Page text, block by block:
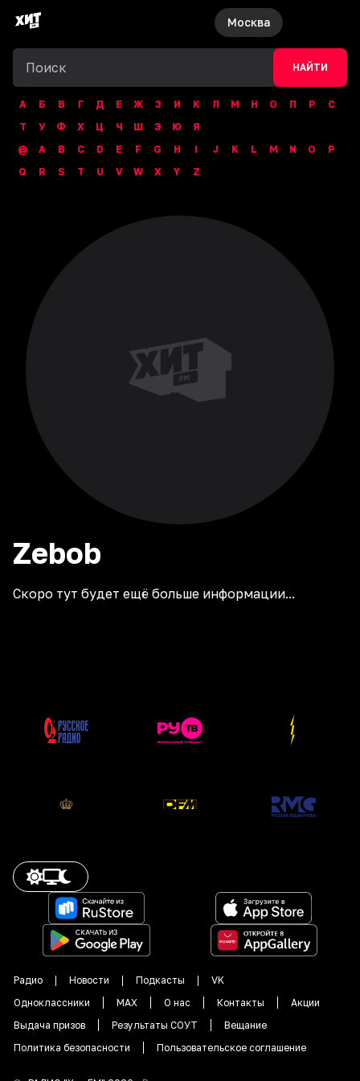
Москва
НАЙТИ
А Б В Г Д Е Ж З И К Л М Н О П Р
С
Т
У Ф Х Ц Ч Ш Э Ю
Я
@
A B C D E F G H I J K L M N O
P
Q
R S T U V W X Y Z
Zebob
Скоро тут будет ещё больше информации...
Радио Новости Подкасты
VK
Одноклассники
MAX О нас Контакты
Акции
Выдача призов
Результаты СОУТ
Вещание
Политика безопасности
Пользовательское соглашение